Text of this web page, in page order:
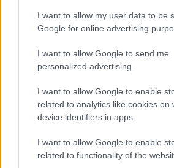
I want to allow my user data to be
Google for online advertising
I want to allow Google to send me
personalized advertising.
I want to allow Google to enable
related to analytics like cookies on
device identifiers in apps.
I want to allow Google to enable
related to functionality of the
História Sport Szeged Vallás Akikre
ELINDULT A NYÁRZÁRÓ
MARCI ADTA ÁT AZ ELSŐ SZIN-